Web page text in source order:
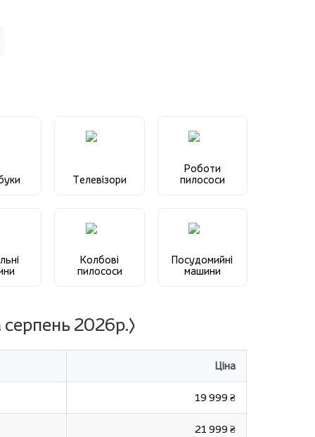
Телевізори
Роботи
пилососи
Колбові
пилососи
Посудомийні
машини
серпень 2026р.)
Ціна
19 999 ₴
21 999 ₴